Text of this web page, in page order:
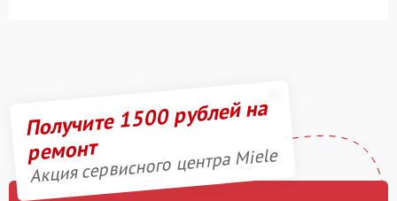
Получите 1500 рублей на
ремонт
Акция сервисного центра Miele